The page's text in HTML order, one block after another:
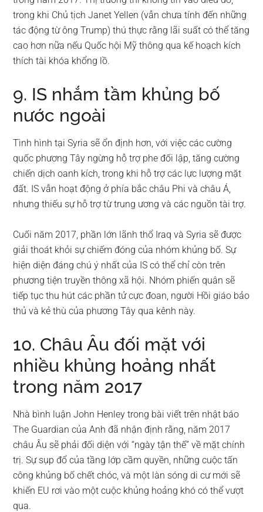
trong khi Chủ tịch Janet Yellen (vẫn chưa tính đến những
tác động từ ông Trump) thú thực rằng lãi suất có thể tăng
cao hơn nữa nếu Quốc hội Mỹ thông qua kế hoạch kích
thích tài khóa khổng lồ.
9. IS nhắm tầm khủng bố
nước ngoài
Tình hình tại Syria sẽ ổn định hơn, với việc các cường
quốc phương Tây ngừng hỗ trợ phe đối lập, tăng cường
chiến dịch oanh kích, trong khi hỗ trợ các lực lượng mặt
đất. IS vẫn hoạt động ở phía bắc châu Phi và châu Á,
nhưng thiếu sự hỗ trợ từ trung ương và các nguồn tài trợ.
Cuối năm 2017, phần lớn lãnh thổ Iraq và Syria sẽ được
giải thoát khỏi sự chiếm đóng của nhóm khủng bố. Sự
hiện diện đáng chú ý nhất của IS có thể chỉ còn trên
phương tiện truyền thông xã hội. Nhóm phiến quân sẽ
tiếp tục thu hút các phần tử cực đoan, người Hồi giáo bảo
thủ và kẻ thù của phương Tây qua kênh này.
10. Châu Âu đối mặt với
nhiều khủng hoảng nhất
trong năm 2017
Nhà bình luận John Henley trong bài viết trên nhật báo
The Guardian của Anh đã nhận định rằng, năm 2017
châu Âu sẽ phải đối diện với “ngày tận thế” về mặt chính
trị. Sự sụp đổ của tầng lớp cầm quyền, những cuộc tấn
công khủng bố chết chóc, và một làn sóng di cư mới sẽ
khiến EU rơi vào một cuộc khủng hoảng khó có thể vượt
qua.